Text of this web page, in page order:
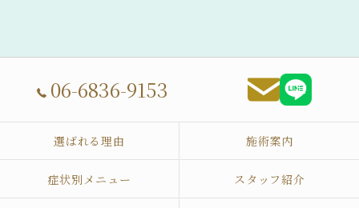
06-6836-9153
選ばれる理由 施術案内
症状別メニュー スタッフ紹介